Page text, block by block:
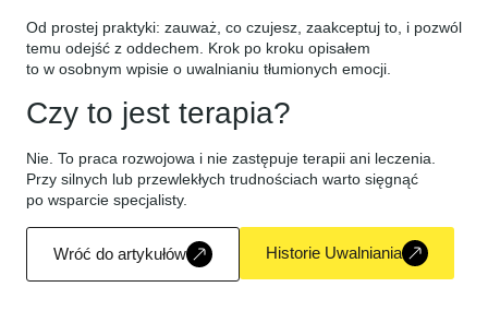
Od prostej praktyki: zauważ, co czujesz, zaakceptuj to, i pozwól
temu odejść z oddechem. Krok po kroku opisałem
to w osobnym wpisie o uwalnianiu tłumionych emocji.
Czy to jest terapia?
Nie. To praca rozwojowa i nie zastępuje terapii ani leczenia.
Przy silnych lub przewlekłych trudnościach warto sięgnąć
po wsparcie specjalisty.
Wróć do artykułów Historie Uwalniania